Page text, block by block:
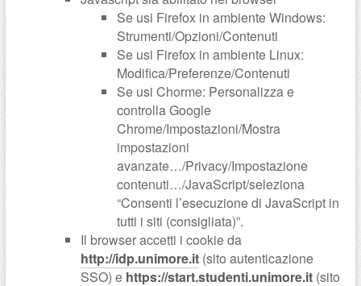
Se usi Firefox in ambiente Windows:
Strumenti/Opzioni/Contenuti
Se usi Firefox in ambiente Linux:
Modifica/Preferenze/Contenuti
Se usi Chorme: Personalizza e
controlla Google
Chrome/Impostazioni/Mostra
impostazioni
avanzate…/Privacy/Impostazione
contenuti…/JavaScript/seleziona
“Consenti l’esecuzione di JavaScript in
tutti i siti (consigliata)”.
Il browser accetti i cookie da
http://idp.unimore.it(sito autenticazione
SSO) e https://start.studenti.unimore.it(sito